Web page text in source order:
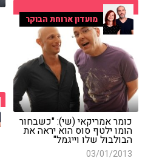
מועדון ארוחת הבוקר
כומר אמריקאי (שי): "כשבחור
הומו ילטף סוס הוא יראה את
הבולבול שלו וייגמל"
03/01/2013